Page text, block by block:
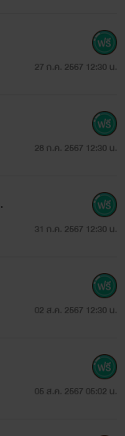
27 ก.ค. 2567 12:30 น.
28 ก.ค. 2567 12:30 น.
31 ก.ค. 2567 12:30 น.
02 ส.ค. 2567 12:30 น.
05 ส.ค. 2567 05:02 น.